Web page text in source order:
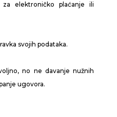
elektroničko plaćanje ili
svojih podataka.
no ne davanje nužnih
ugovora.